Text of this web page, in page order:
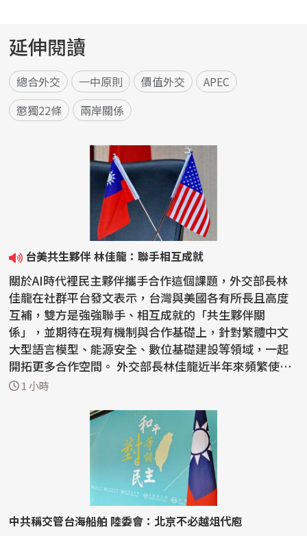
延伸閱讀
總合外交 一中原則 價值外交
APEC
懲獨22條
兩岸關係
台美共生夥伴 林佳龍：聯手相互成就
關於AI時代裡民主夥伴攜手合作這個課題，外交部長林
佳龍在社群平台發文表示，台灣與美國各有所長且高度
互補，雙方是強強聯手、相互成就的「共生夥伴關
係」，並期待在現有機制與合作基礎上，針對繁體中文
大型語言模型、能源安全、數位基礎建設等領域，一起
開拓更多合作空間。 外交部長林佳龍近半年來頻繁使用
「共生夥伴...
1 小時
中共稱交管台海船舶 陸委會：北京不必越俎代庖